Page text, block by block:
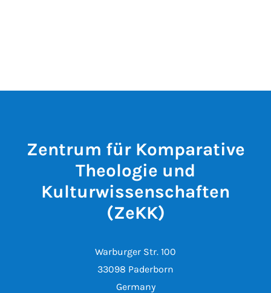
Zentrum für Komparative
Theologie und
Kulturwissenschaften
(ZeKK)
Warburger Str. 100
33098 Paderborn
Germany